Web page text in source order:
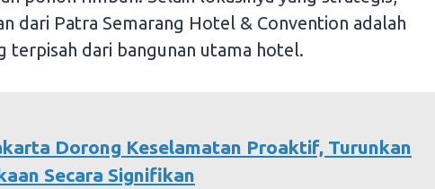
dari Patra Semarang Hotel & Convention adalah
terpisah dari bangunan utama hotel.
Dorong Keselamatan Proaktif, Turunkan
Secara Signifikan